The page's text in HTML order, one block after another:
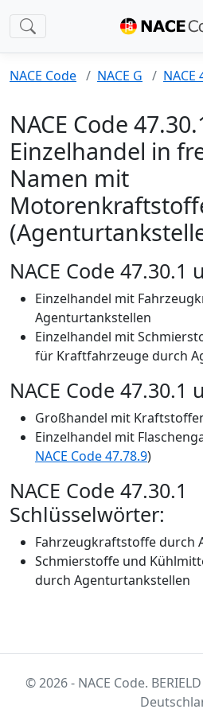
NACE Code NACE G NACE
NACE Code
Einzelhandel in
Namen mit
NACE Code 47.30.1
Einzelhandel mit
Agenturtankstellen
Einzelhandel mit
für Kraftfahrzeuge durch
NACE Code
Großhandel mit
Einzelhandel mit
NACE Code 47.78.9)
NACE Code 47.30.1
Schlüsselwörter:
Fahrzeugkraftstoffe durch
Schmierstoffe und
durch Agenturtankstellen
© 2026 - NACE Code.